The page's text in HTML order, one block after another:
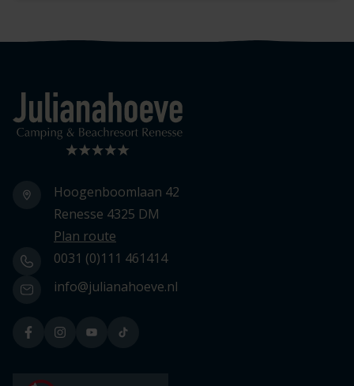
Logo Julianahoeve
Hoogenboomlaan 42
Renesse 4325 DM
Plan route
0031 (0)111 461414
info@julianahoeve.nl